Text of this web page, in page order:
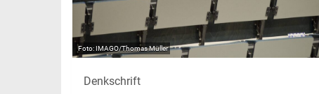
IMAGO/Thomas Müller
Denkschrift